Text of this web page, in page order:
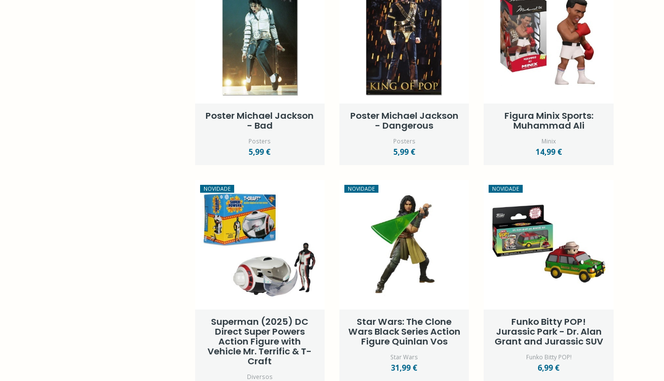
Poster Michael Jackson
- Bad
Posters
5,99 €
Poster Michael Jackson
- Dangerous
Posters
5,99 €
Figura Minix Sports:
Muhammad Ali
Minix
14,99 €
NOVIDADE
Superman (2025) DC
Direct Super Powers
Action Figure with
Vehicle Mr. Terrific & T-
Craft
Diversos
NOVIDADE
Star Wars: The Clone
Wars Black Series Action
Figure Quinlan Vos
Star Wars
31,99 €
NOVIDADE
Funko Bitty POP!
Jurassic Park - Dr. Alan
Grant and Jurassic SUV
Funko Bitty POP!
6,99 €